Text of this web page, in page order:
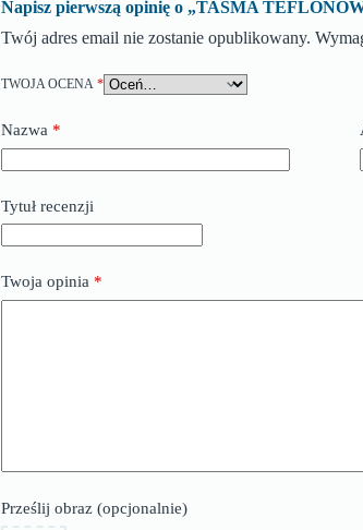
Napisz pierwszą opinię o „TAŚMA
Twój adres email nie zostanie opublikowany.
TWOJA OCENA *
Nazwa *
Tytuł recenzji
Twoja opinia *
Prześlij obraz (opcjonalnie)